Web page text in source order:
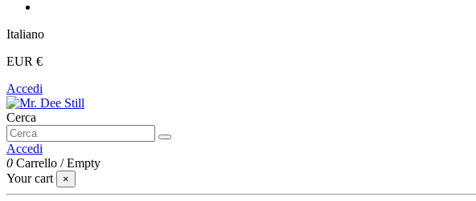
Italiano
EUR €
Accedi
Cerca
Accedi
0 Carrello /Empty
Your cart
×